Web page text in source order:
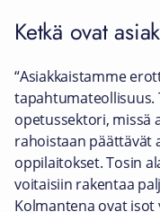
Ketkä ovat
“Asiakkaistamme
tapahtumateollisuus.
opetussektori, missä
rahoistaan päättävät
oppilaitokset. Tosin
voitaisiin rakentaa
Kolmantena ovat